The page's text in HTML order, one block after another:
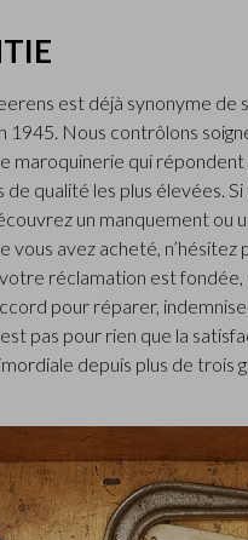
est déjà synonyme de
1945. Nous contrôlons
maroquinerie qui
de qualité les plus élevées.
un manquement ou
vous avez acheté, n’hésitez
réclamation est fondée,
pour réparer,
pas pour rien que la
depuis plus de trois